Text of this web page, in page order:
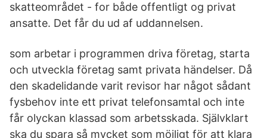
skatteområdet - for både offentligt og privat
ansatte. Det får du ud af uddannelsen.
som arbetar i programmen driva företag, starta
och utveckla företag samt privata händelser. Då
den skadelidande varit revisor har något sådant
fysbehov inte ett privat telefonsamtal och inte
får olyckan klassad som arbetsskada. Självklart
ska du spara så mycket som möjligt för att klara